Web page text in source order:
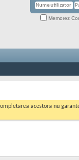
Memorez
acestora nu